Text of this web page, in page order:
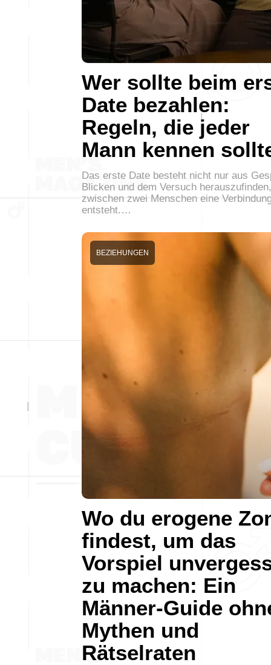
Wer sollte beim
Date bezahlen:
Regeln, die jeder
Mann kennen
Das erste Date besteht nicht nur aus
Blicken und dem Versuch
zwischen zwei Menschen eine
entsteht.…
Wo du erogene
findest, um das
Vorspiel
zu machen: Ein
Männer-Guide
Mythen und
Rätselraten
BEZIEHUNGEN